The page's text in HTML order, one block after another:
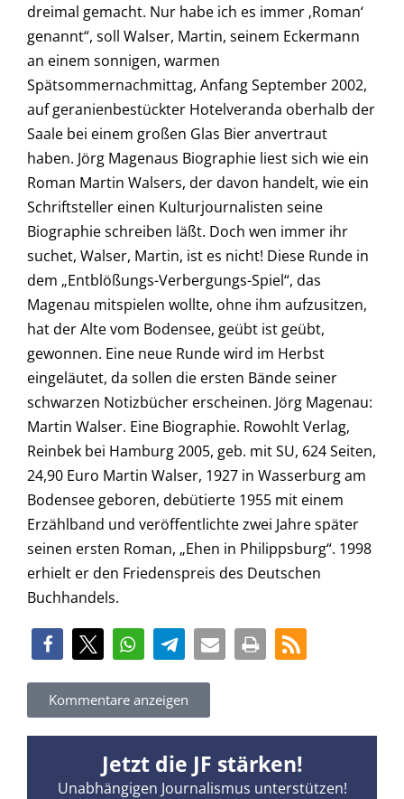
Kommentare anzeigen
Jetzt die JF stärken!
Unabhängigen Journalismus unterstützen!